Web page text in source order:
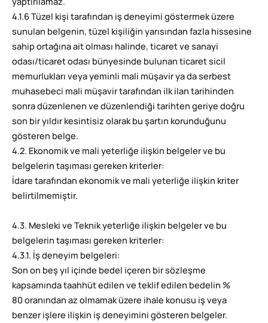
yaptırılamaz.
4.1.6 Tüzel kişi tarafından iş deneyimi göstermek üzere
sunulan belgenin, tüzel kişiliğin yarısından fazla hissesine
sahip ortağına ait olması halinde, ticaret ve sanayi
odası/ticaret odası bünyesinde bulunan ticaret sicil
memurlukları veya yeminli mali müşavir ya da serbest
muhasebeci mali müşavir tarafından ilk ilan tarihinden
sonra düzenlenen ve düzenlendiği tarihten geriye doğru
son bir yıldır kesintisiz olarak bu şartın korunduğunu
gösteren belge.
4.2. Ekonomik ve mali yeterliğe ilişkin belgeler ve bu
belgelerin taşıması gereken kriterler:
İdare tarafından ekonomik ve mali yeterliğe ilişkin kriter
belirtilmemiştir.
4.3. Mesleki ve Teknik yeterliğe ilişkin belgeler ve bu
belgelerin taşıması gereken kriterler:
4.3.1. İş deneyim belgeleri:
Son on beş yıl içinde bedel içeren bir sözleşme
kapsamında taahhüt edilen ve teklif edilen bedelin %
80 oranından az olmamak üzere ihale konusu iş veya
benzer işlere ilişkin iş deneyimini gösteren belgeler.